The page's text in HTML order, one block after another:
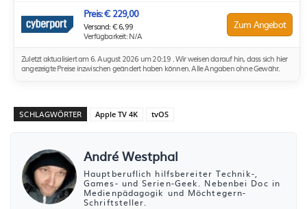
Preis: € 229,00
Versand: € 6,99
Verfügbarkeit: N/A
Zum Angebot
Zuletzt aktualisiert am 6. August 2026 um 20:19 . Wir weisen darauf hin, dass sich hier
angezeigte Preise inzwischen geändert haben können. Alle Angaben ohne Gewähr.
SCHLAGWÖRTER Apple TV 4K tvOS
André Westphal
Hauptberuflich hilfsbereiter Technik-,
Games- und Serien-Geek. Nebenbei Doc in
Medienpädagogik und Möchtegern-
Schriftsteller.